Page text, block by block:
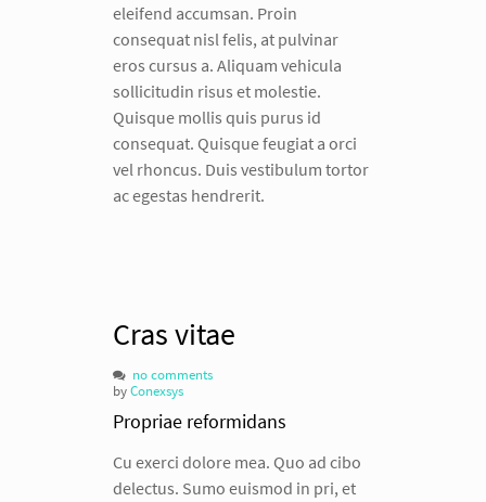
eleifend accumsan. Proin
consequat nisl felis, at pulvinar
eros cursus a. Aliquam vehicula
sollicitudin risus et molestie.
Quisque mollis quis purus id
consequat. Quisque feugiat a orci
vel rhoncus. Duis vestibulum tortor
ac egestas hendrerit.
Cras vitae
no comments
byConexsys
Propriae reformidans
Cu exerci dolore mea. Quo ad cibo
delectus. Sumo euismod in pri, et